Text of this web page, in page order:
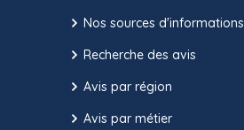
Nos sources d'informations
Recherche des avis
Avis par région
Avis par métier